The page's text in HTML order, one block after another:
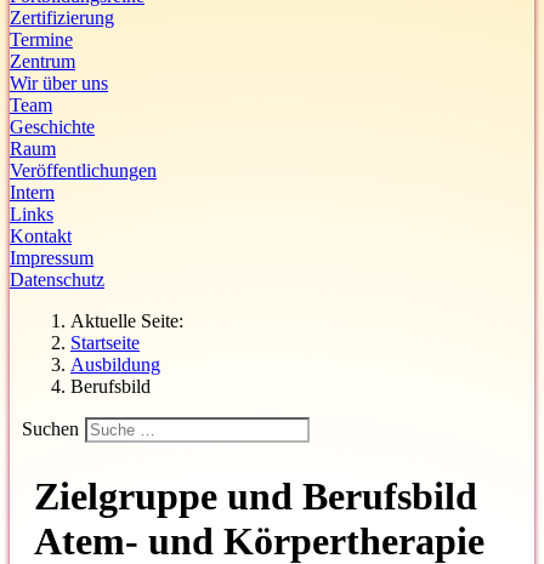
Zertifizierung
Termine
Zentrum
Wir über uns
Team
Geschichte
Raum
Veröffentlichungen
Intern
Links
Kontakt
Impressum
Datenschutz
Aktuelle Seite:
Startseite
Ausbildung
Berufsbild
Suchen
Zielgruppe und Berufsbild
Atem- und Körpertherapie